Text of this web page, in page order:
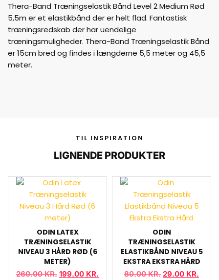
Thera-Band Træningselastik Bånd Level 2 Medium Rød
5,5m er et elastikbånd der er helt flad. Fantastisk
træningsredskab der har uendelige
træningsmuligheder. Thera-Band Træningselastik Bånd
er 15cm bred og findes i længderne 5,5 meter og 45,5
meter.
TIL INSPIRATION
LIGNENDE PRODUKTER
ODIN LATEX
TRÆNINGSELASTIK
NIVEAU 3 HÅRD RØD (6
METER)
260.00KR. 199.00 KR.
ODIN
TRÆNINGSELASTIK
ELASTIKBÅND NIVEAU 5
EKSTRA EKSTRA HÅRD
80.00KR. 29.00 KR.